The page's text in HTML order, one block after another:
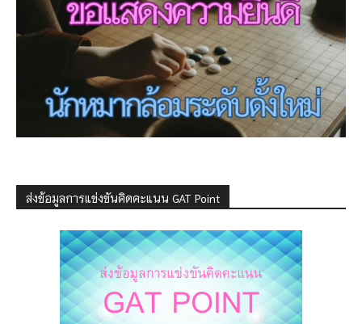
ส่งข้อมูลการแข่งขันคิดคะแนน GAT Point